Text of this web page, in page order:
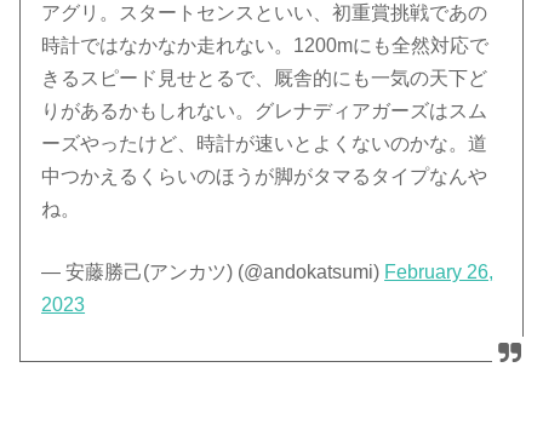
アグリ。スタートセンスといい、初重賞挑戦であの
時計ではなかなか走れない。1200mにも全然対応で
きるスピード見せとるで、厩舎的にも一気の天下ど
りがあるかもしれない。グレナディアガーズはスム
ーズやったけど、時計が速いとよくないのかな。道
中つかえるくらいのほうが脚がタマるタイプなんや
ね。
— 安藤勝己(アンカツ) (@andokatsumi) February 26,
2023